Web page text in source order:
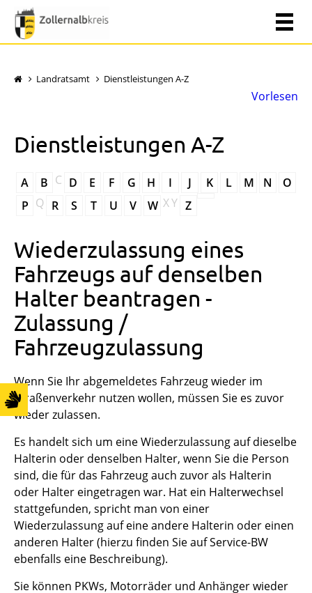
Landratsamt Dienstleistungen A-Z
Vorlesen
Dienstleistungen A-Z
A B C D E F G H I J K L M N
O
P Q R S T U V W XY Z
Wiederzulassung eines
Fahrzeugs auf denselben
Halter beantragen -
Zulassung /
Fahrzeugzulassung
Wenn Sie Ihr abgemeldetes Fahrzeug wieder im
Straßenverkehr nutzen wollen, müssen Sie es zuvor
wieder zulassen.
Es handelt sich um eine Wiederzulassung auf dieselbe
Halterin oder denselben Halter, wenn Sie die Person
sind, die für das Fahrzeug auch zuvor als Halterin
oder Halter eingetragen war. Hat ein Halterwechsel
stattgefunden, spricht man von einer
Wiederzulassung auf eine andere Halterin oder einen
anderen Halter (hierzu finden Sie auf Service-BW
ebenfalls eine Beschreibung).
Sie können PKWs, Motorräder und Anhänger wieder